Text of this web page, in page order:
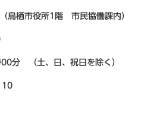
鳥栖市役所1階 市民協働課内）
分 （土、日、祝日を除く）